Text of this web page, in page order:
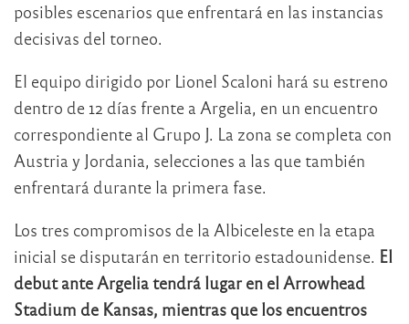
posibles escenarios que enfrentará en las instancias
decisivas del torneo.
El equipo dirigido por Lionel Scaloni hará su estreno
dentro de 12 días frente a Argelia, en un encuentro
correspondiente al Grupo J. La zona se completa con
Austria y Jordania, selecciones a las que también
enfrentará durante la primera fase.
Los tres compromisos de la Albiceleste en la etapa
inicial se disputarán en territorio estadounidense. El
debut ante Argelia tendrá lugar en el Arrowhead
Stadium de Kansas, mientras que los encuentros